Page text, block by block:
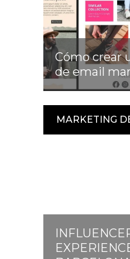
Cómo crear
de email
MARKETING